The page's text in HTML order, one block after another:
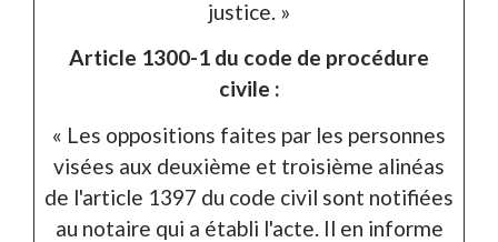
justice. »
Article 1300-1 du code de procédure
civile :
« Les oppositions faites par les personnes
visées aux deuxième et troisième alinéas
de l'article 1397 du code civil sont notifiées
au notaire qui a établi l'acte. Il en informe